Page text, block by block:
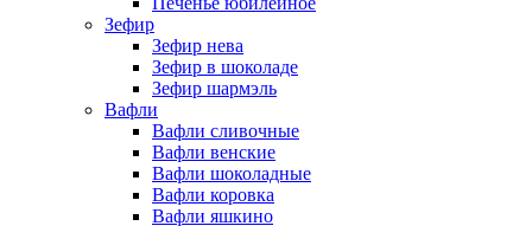
Зефир
Зефир нева
Зефир в шоколаде
Зефир шармэль
Вафли
Вафли сливочные
Вафли венские
Вафли шоколадные
Вафли коровка
Вафли яшкино